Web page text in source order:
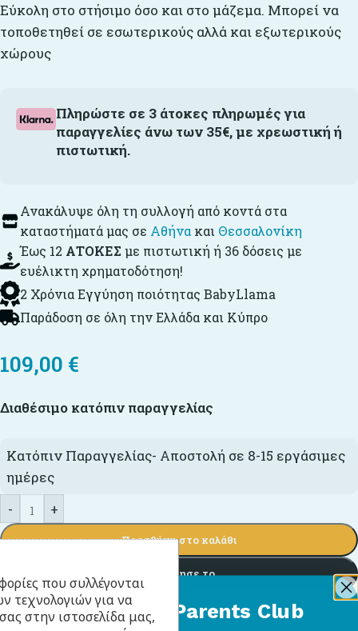
Εύκολη στο στήσιμο όσο και στο μάζεμα. Μπορεί να
τοποθετηθεί σε εσωτερικούς αλλά και εξωτερικούς
χώρους
Πληρώστε σε 3 άτοκες πληρωμές για
παραγγελίες άνω των 35€, με χρεωστική ή
πιστωτική.
Ανακάλυψε όλη τη συλλογή από κοντά στα
καταστήματά μας σε Αθήνα και Θεσσαλονίκη
Έως 12 ΑΤΟΚΕΣ με πιστωτική ή 36 δόσεις με
ευέλικτη χρηματοδότηση!
2 Χρόνια Εγγύηση ποιότητας BabyLlama
Παράδοση σε όλη την Ελλάδα και Κύπρο
109,00 €
Διαθέσιμο κατόπιν παραγγελίας
Κατόπιν Παραγγελίας- Αποστολή σε 8-15 εργάσιμες
ημέρες
-
+
Προσθήκη στο καλάθι
Απόκτησε το
Πρόσθήκη στην λίστα επιθυμιών
που συλλέγονται
τεχνολογιών για να
στην ιστοσελίδα μας,
BabyLlama Parents Club